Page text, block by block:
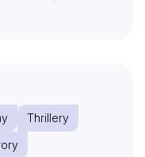
nacházejí a co mají
Thrillery